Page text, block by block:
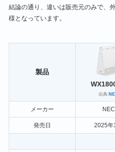
結論の通り、違いは販売元のみで、
様となっています。
製品
出典:
メーカー NEC
発売日 2025年